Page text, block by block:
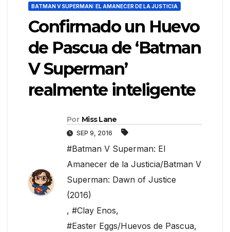
BATMAN V SUPERMAN: EL AMANECER DE LA JUSTICIA
Confirmado un Huevo
de Pascua de ‘Batman
V Superman’
realmente inteligente
Por Miss Lane
SEP 9, 2016
#Batman V Superman: El
Amanecer de la Justicia/Batman V
Superman: Dawn of Justice
(2016)
, #Clay Enos,
#Easter Eggs/Huevos de Pascua,